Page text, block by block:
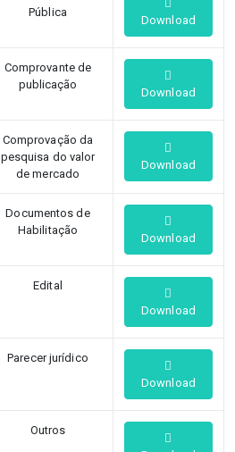
Pública
Download
Comprovante de
publicação
Download
Comprovação da
pesquisa do valor
de mercado
Download
Documentos de
Habilitação
Download
Edital
Download
Parecer jurídico
Download
Outros